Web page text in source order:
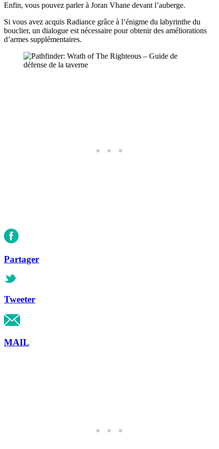
Enfin, vous pouvez parler à Joran Vhane devant l’auberge.
Si vous avez acquis Radiance grâce à l’énigme du labyrinthe du
bouclier, un dialogue est nécessaire pour obtenir des améliorations
d’armes supplémentaires.
Partager
Tweeter
MAIL